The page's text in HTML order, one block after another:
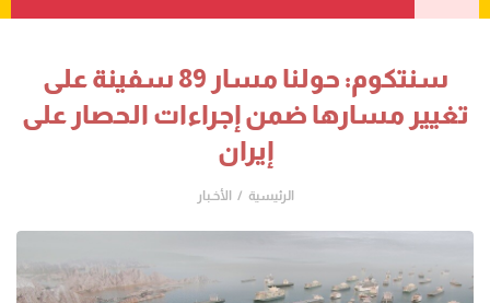
سنتكوم: حولنا مسار 89 سفينة على
تغيير مسارها ضمن إجراءات الحصار على
إيران
الرئيسية الأخـبار